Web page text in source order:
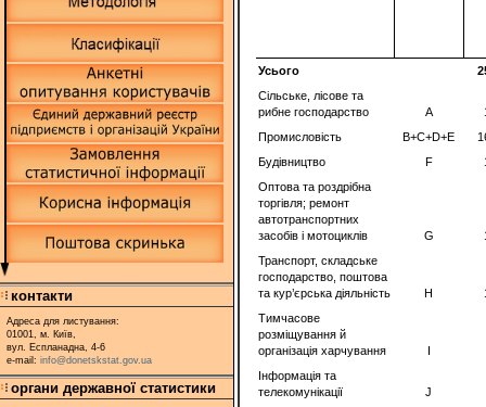
контакти
Адреса для листування:
01001, м. Київ,
вул. Еспланадна, 4-6
e-mail: info@donetskstat.gov.ua
органи державної статистики
Усього
Сільське, лісове та
рибне господарство
A
Промисловість
B+C+D+E
Будівництво
F
Оптова та роздрібна
торгівля; ремонт
автотранспортних
засобів і мотоциклів
G
Транспорт, складське
господарство, поштова
та кур’єрська діяльність
H
Тимчасове
розміщування й
організація харчування
I
Інформація та
телекомунікації
J